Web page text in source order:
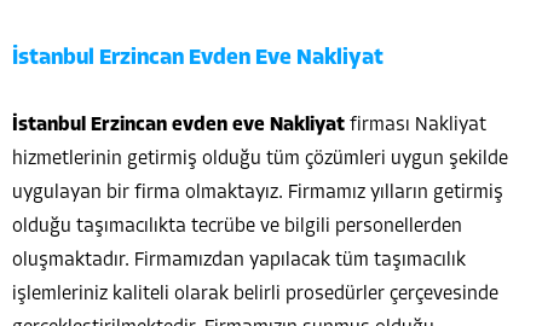
İstanbul Erzincan Evden Eve Nakliyat
İstanbul Erzincan evden eve Nakliyat firması Nakliyat
hizmetlerinin getirmiş olduğu tüm çözümleri uygun şekilde
uygulayan bir firma olmaktayız. Firmamız yılların getirmiş
olduğu taşımacılıkta tecrübe ve bilgili personellerden
oluşmaktadır. Firmamızdan yapılacak tüm taşımacılık
işlemleriniz kaliteli olarak belirli prosedürler çerçevesinde